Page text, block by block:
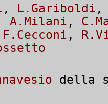
, L.Gariboldi
A.Milani ,
F.Cecconi ,
della